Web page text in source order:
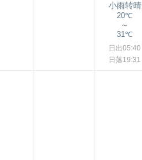
小雨转晴
20℃
～
31℃
日出05:40
日落19:31